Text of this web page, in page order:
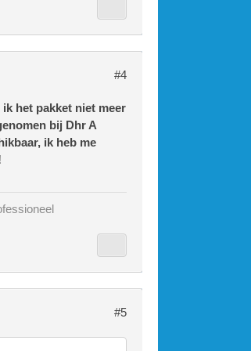
#4
het pakket niet meer
bij Dhr A
ik heb me
#5